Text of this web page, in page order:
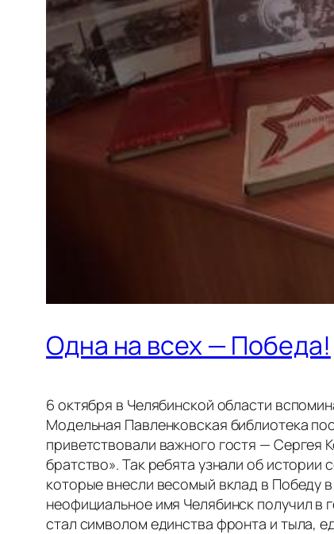
Одна на всех — Победа!
6 октября в Челябинской области
Модельная Павленковская библиотека
приветствовали важного гостя — Сергея
братство». Так ребята узнали об
которые внесли весомый вклад в Победу
неофициальное имя Челябинск получил в
стал символом единства фронта и тыла,